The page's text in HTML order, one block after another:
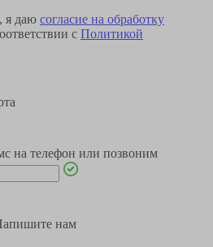
я даю согласие на обработку
с Политикой
на телефон или позвоним
нам